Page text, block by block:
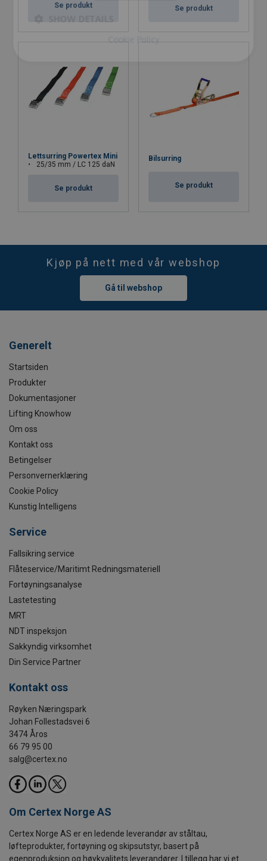
Se produkt Se produkt
Lettsurring Powertex Mini
25/35 mm / LC 125 daN
Se produkt
Bilsurring
Se produkt
Kjøp på nett med vår webshop
Gå til webshop
Generelt
Startsiden
Produkter
Dokumentasjoner
Lifting Knowhow
Om oss
Kontakt oss
Betingelser
Personvernerklæring
Cookie Policy
Kunstig Intelligens
Service
Fallsikring service
Flåteservice/Maritimt Redningsmateriell
Fortøyningsanalyse
Lastetesting
MRT
NDT inspeksjon
Sakkyndig virksomhet
Din Service Partner
Kontakt oss
Røyken Næringspark
Johan Follestadsvei 6
3474 Åros
66 79 95 00
salg@certex.no
Om Certex Norge AS
Certex Norge AS er en ledende leverandør av ståltau,
løfteprodukter, fortøyning og skipsutstyr, basert på
egenproduksjon og høykvalitets leverandører. I tillegg har vi et
Cookie Policy